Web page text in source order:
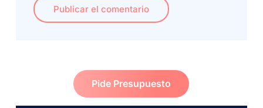
Publicar el comentario
Pide Presupuesto